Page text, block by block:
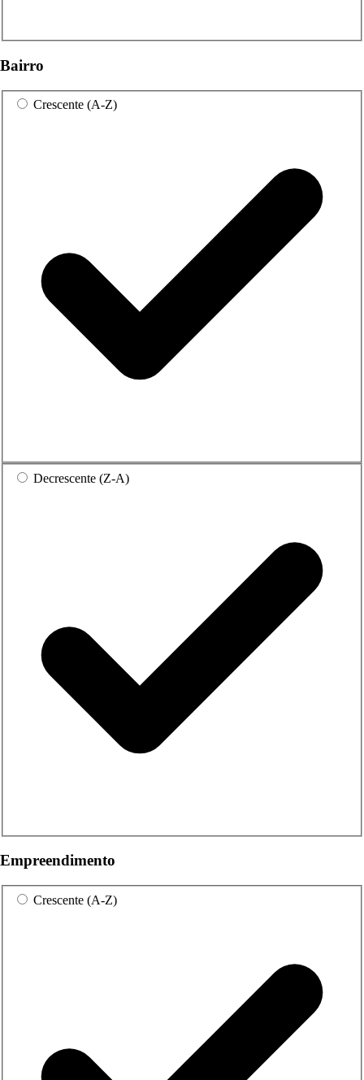
Bairro
Crescente (A-Z)
Decrescente (Z-A)
Empreendimento
Crescente (A-Z)